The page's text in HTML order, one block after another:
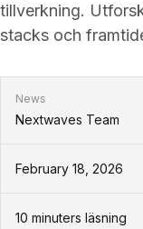
tillverkning.
stacks och
News
Nextwaves Team
February 18, 2026
10 minuters läsning